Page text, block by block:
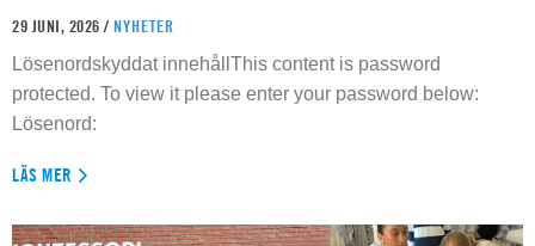
29 JUNI, 2026 / NYHETER
Lösenordskyddat innehållThis content is password
protected. To view it please enter your password below:
Lösenord:
LÄS MER